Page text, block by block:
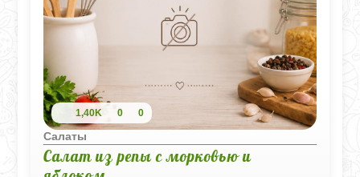
1,40K 0 0
Салаты
Салат из репы с морковью и